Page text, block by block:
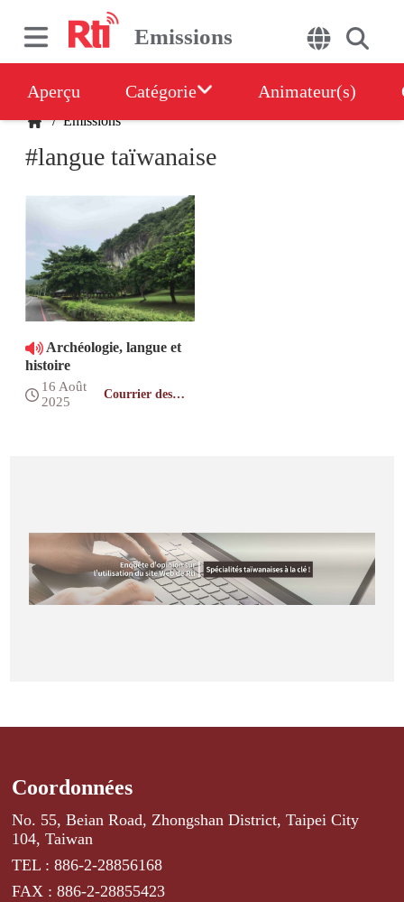
Emissions
Aperçu Catégorie Animateur(s)
/Emissions
#langue taïwanaise
Archéologie, langue et
histoire
16 Août
2025
Courrier des
Coordonnées
No. 55, Beian Road, Zhongshan District, Taipei City
104, Taiwan
TEL : 886-2-28856168
FAX : 886-2-28855423